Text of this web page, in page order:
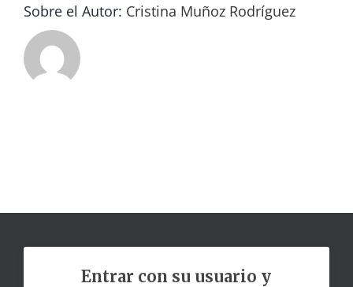
Sobre el Autor: Cristina Muñoz Rodríguez
Entrar con su usuario y